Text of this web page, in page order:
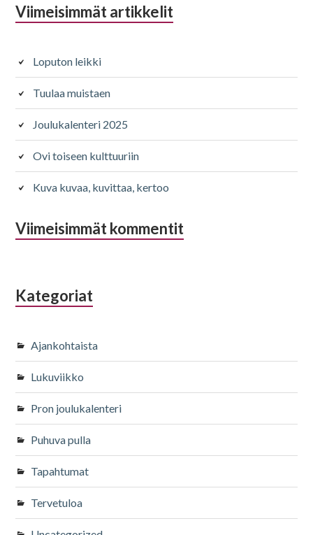
Alapalkin
Viimeisimmät artikkelit
Loputon leikki
Tuulaa muistaen
Joulukalenteri 2025
Ovi toiseen kulttuuriin
Kuva kuvaa, kuvittaa, kertoo
Viimeisimmät kommentit
Kategoriat
Ajankohtaista
Lukuviikko
Pron joulukalenteri
Puhuva pulla
Tapahtumat
Tervetuloa